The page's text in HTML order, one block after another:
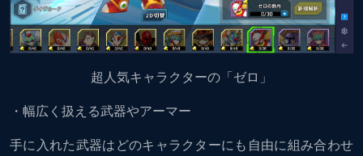
超人気キャラクターの「ゼロ」
・幅広く扱える武器やアーマー
手に入れた武器はどのキャラクターにも自由に組み合わせ